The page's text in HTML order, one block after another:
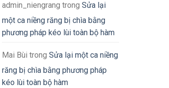
admin_niengrang trong Sửa lại
một ca niềng răng bị chìa bằng
phương pháp kéo lùi toàn bộ hàm
Mai Bùi trong Sửa lại một ca niềng
răng bị chìa bằng phương pháp
kéo lùi toàn bộ hàm